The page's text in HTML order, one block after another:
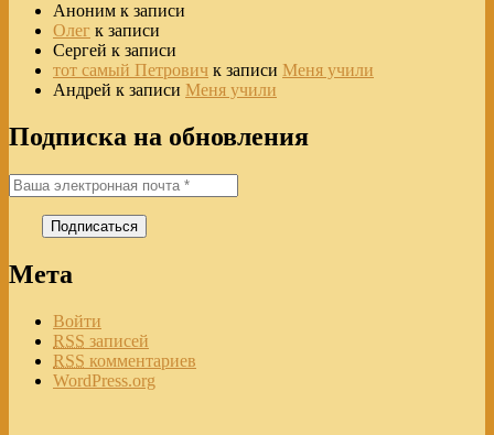
Аноним к записи
Олег к записи
Сергей к записи
тот самый Петрович к записи Меня учили
Андрей к записи Меня учили
Подписка на обновления
Мета
Войти
RSS записей
RSS комментариев
WordPress.org